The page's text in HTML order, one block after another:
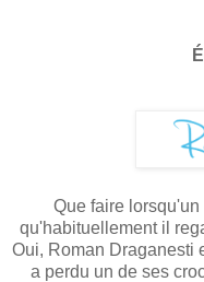
Que faire
qu'habituellement il
Oui, Roman Draganesti
a perdu un de ses